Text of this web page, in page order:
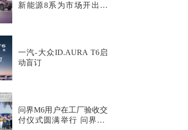
新能源8系为市场开出两
一汽-大众ID.AURA T6启
动盲订
问界M6用户在工厂验收交
付仪式圆满举行 问界M6